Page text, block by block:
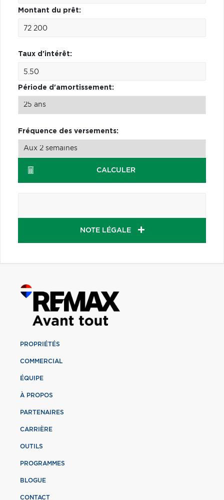
Montant du prêt:
Taux d'intérêt:
Période d'amortissement:
Fréquence des versements:
CALCULER
NOTE LÉGALE
PROPRIÉTÉS
COMMERCIAL
ÉQUIPE
À PROPOS
PARTENAIRES
CARRIÈRE
OUTILS
PROGRAMMES
BLOGUE
CONTACT